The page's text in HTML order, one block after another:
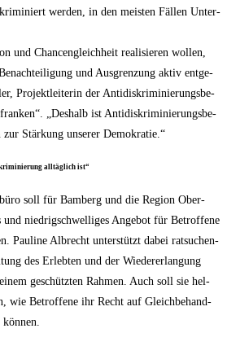
wer­den, in den meis­ten Fäl­len Unter­
und Chan­cen­gleich­heit rea­li­sie­ren wol­len,
und Aus­gren­zung aktiv ent­ge­
Pro­jekt­lei­te­rin der Anti­dis­kri­mi­nie­rungs­be­
„Des­halb ist Anti­dis­kri­mi­nie­rungs­be­
Stär­kung unse­rer Demokratie.“
all­täg­lich ist“
soll für Bam­berg und die Regi­on Ober­
und nied­rig­schwel­li­ges Ange­bot für Betrof­fe­ne
Pau­li­ne Albrecht unter­stützt dabei rat­su­chen­
des Erleb­ten und der Wie­der­erlan­gung
geschütz­ten Rah­men. Auch soll sie hel­
wie Betrof­fe­ne ihr Recht auf Gleich­be­hand­